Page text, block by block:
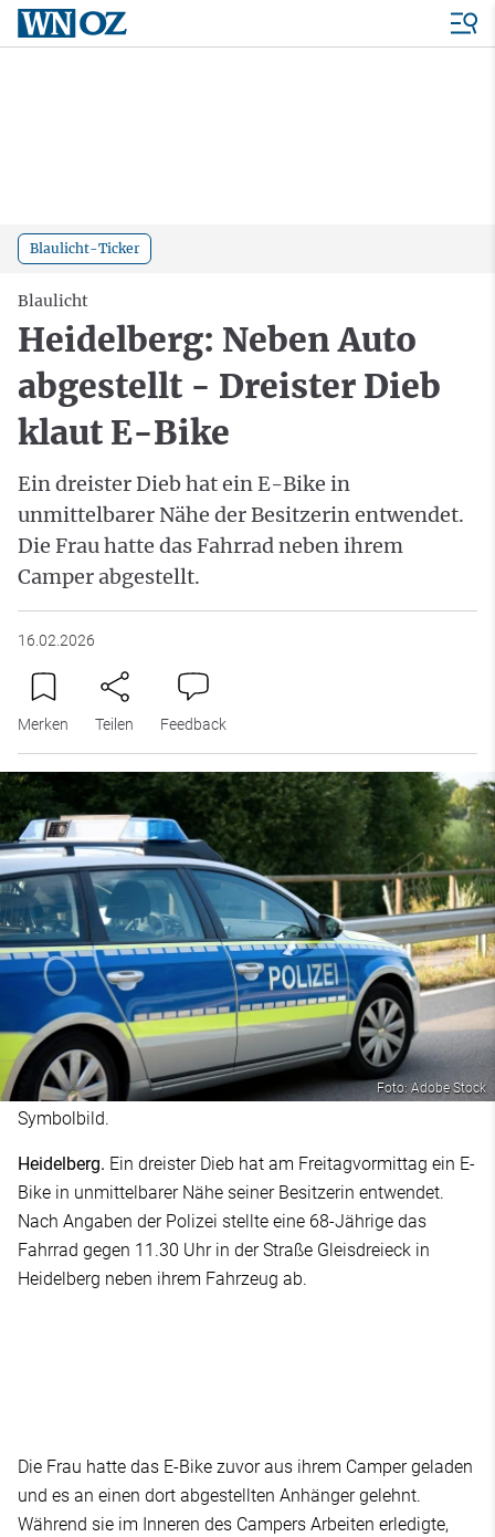
Blaulicht-Ticker
Blaulicht
Heidelberg: Neben Auto
abgestellt - Dreister Dieb
klaut E-Bike
Ein dreister Dieb hat ein E-Bike in
unmittelbarer Nähe der Besitzerin entwendet.
Die Frau hatte das Fahrrad neben ihrem
Camper abgestellt.
16.02.2026
Merken Teilen Feedback
Foto: Adobe Stock
Symbolbild.
Heidelberg. Ein dreister Dieb hat am Freitagvormittag ein E-
Bike in unmittelbarer Nähe seiner Besitzerin entwendet.
Nach Angaben der Polizei stellte eine 68-Jährige das
Fahrrad gegen 11.30 Uhr in der Straße Gleisdreieck in
Heidelberg neben ihrem Fahrzeug ab.
Die Frau hatte das E-Bike zuvor aus ihrem Camper geladen
und es an einen dort abgestellten Anhänger gelehnt.
Während sie im Inneren des Campers Arbeiten erledigte,